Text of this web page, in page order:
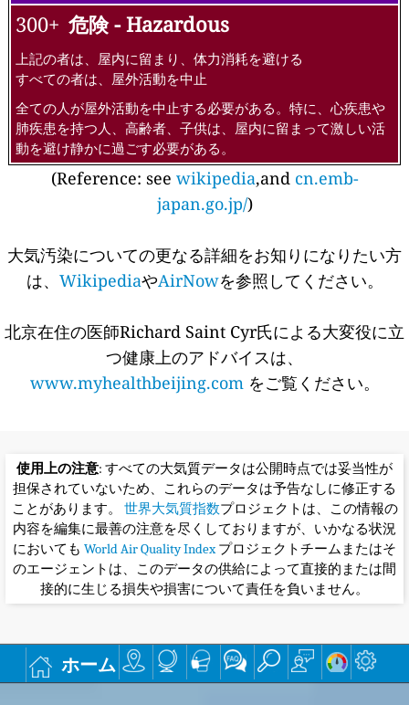
300+ 危険 - Hazardous
上記の者は、屋内に留まり、体力消耗を避ける
すべての者は、屋外活動を中止
全ての人が屋外活動を中止する必要がある。特に、心疾患や
肺疾患を持つ人、高齢者、子供は、屋内に留まって激しい活
動を避け静かに過ごす必要がある。
(Reference: see wikipedia,and cn.emb-
japan.go.jp/)
大気汚染についての更なる詳細をお知りになりたい方
は、 WikipediaやAirNowを参照してください。
北京在住の医師Richard Saint Cyr氏による大変役に立
つ健康上のアドバイスは、
www.myhealthbeijing.com をご覧ください。
使用上の注意: すべての大気質データは公開時点では妥当性が
担保されていないため、これらのデータは予告なしに修正する
ことがあります。 世界大気質指数プロジェクトは、この情報の
内容を編集に最善の注意を尽くしておりますが、いかなる状況
においても World Air Quality Indexプロジェクトチームまたはそ
のエージェントは、このデータの供給によって直接的または間
接的に生じる損失や損害について責任を負いません。
ホーム